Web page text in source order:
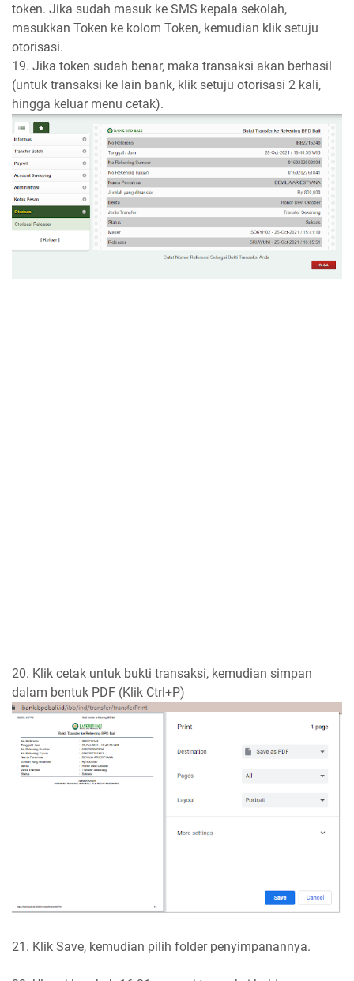
token. Jika sudah masuk ke SMS kepala sekolah,
masukkan Token ke kolom Token, kemudian klik setuju
otorisasi.
19. Jika token sudah benar, maka transaksi akan berhasil
(untuk transaksi ke lain bank, klik setuju otorisasi 2 kali,
hingga keluar menu cetak).
20. Klik cetak untuk bukti transaksi, kemudian simpan
dalam bentuk PDF (Klik Ctrl+P)
21. Klik Save, kemudian pilih folder penyimpanannya.